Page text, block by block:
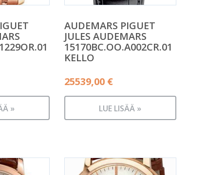
»
AUDEMARS PIGUET
JULES AUDEMARS
15170BC.OO.A002CR.01
KELLO
25539,00 €
LUE LISÄÄ »